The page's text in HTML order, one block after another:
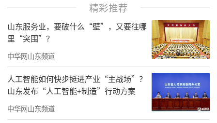
开“抓改革创新促高质量发展”主题系列新闻
发布会第七场，邀请山东省发改委等部门负责
人介绍山东加快塑造绿色低碳高质量发展新动
能新优势情况。
2022年，国务院印发《关于支持山东深化
新旧动能转换推动绿色低碳高质量发展的意
见》（国发〔2022〕18号），赋予山东建设绿
精彩推荐
山东服务业，要破什么“壁”，又要往哪
里“突围”？
中华网山东频道
人工智能如何快步挺进产业“主战场”？
山东发布“人工智能+制造”行动方案
中华网山东频道